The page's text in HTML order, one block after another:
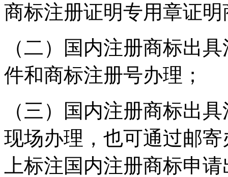
商标注册证明专用章证
（二）国内注册商标出
件和商标注册号办理；
（三）国内注册商标出
现场办理，也可通过邮
上标注国内注册商标申